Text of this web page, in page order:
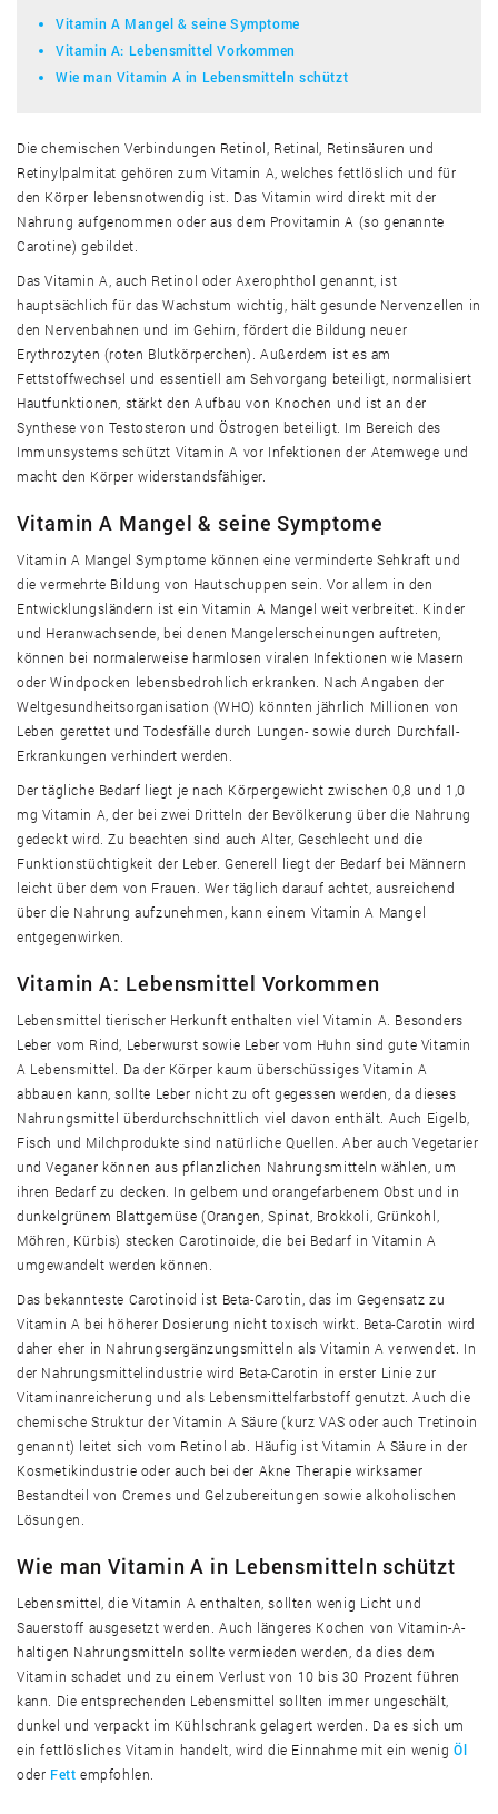
Vitamin A Mangel & seine Symptome
Vitamin A: Lebensmittel Vorkommen
Wie man Vitamin A in Lebensmitteln schützt
Die chemischen Verbindungen Retinol, Retinal, Retinsäuren und
Retinylpalmitat gehören zum Vitamin A, welches fettlöslich und für
den Körper lebensnotwendig ist. Das Vitamin wird direkt mit der
Nahrung aufgenommen oder aus dem Provitamin A (so genannte
Carotine) gebildet.
Das Vitamin A, auch Retinol oder Axerophthol genannt, ist
hauptsächlich für das Wachstum wichtig, hält gesunde Nervenzellen in
den Nervenbahnen und im Gehirn, fördert die Bildung neuer
Erythrozyten (roten Blutkörperchen). Außerdem ist es am
Fettstoffwechsel und essentiell am Sehvorgang beteiligt, normalisiert
Hautfunktionen, stärkt den Aufbau von Knochen und ist an der
Synthese von Testosteron und Östrogen beteiligt. Im Bereich des
Immunsystems schützt Vitamin A vor Infektionen der Atemwege und
macht den Körper widerstandsfähiger.
Vitamin A Mangel & seine Symptome
Vitamin A Mangel Symptome können eine verminderte Sehkraft und
die vermehrte Bildung von Hautschuppen sein. Vor allem in den
Entwicklungsländern ist ein Vitamin A Mangel weit verbreitet. Kinder
und Heranwachsende, bei denen Mangelerscheinungen auftreten,
können bei normalerweise harmlosen viralen Infektionen wie Masern
oder Windpocken lebensbedrohlich erkranken. Nach Angaben der
Weltgesundheitsorganisation (WHO) könnten jährlich Millionen von
Leben gerettet und Todesfälle durch Lungen- sowie durch Durchfall-
Erkrankungen verhindert werden.
Der tägliche Bedarf liegt je nach Körpergewicht zwischen 0,8 und 1,0
mg Vitamin A, der bei zwei Dritteln der Bevölkerung über die Nahrung
gedeckt wird. Zu beachten sind auch Alter, Geschlecht und die
Funktionstüchtigkeit der Leber. Generell liegt der Bedarf bei Männern
leicht über dem von Frauen. Wer täglich darauf achtet, ausreichend
über die Nahrung aufzunehmen, kann einem Vitamin A Mangel
entgegenwirken.
Vitamin A: Lebensmittel Vorkommen
Lebensmittel tierischer Herkunft enthalten viel Vitamin A. Besonders
Leber vom Rind, Leberwurst sowie Leber vom Huhn sind gute Vitamin
A Lebensmittel. Da der Körper kaum überschüssiges Vitamin A
abbauen kann, sollte Leber nicht zu oft gegessen werden, da dieses
Nahrungsmittel überdurchschnittlich viel davon enthält. Auch Eigelb,
Fisch und Milchprodukte sind natürliche Quellen. Aber auch Vegetarier
und Veganer können aus pflanzlichen Nahrungsmitteln wählen, um
ihren Bedarf zu decken. In gelbem und orangefarbenem Obst und in
dunkelgrünem Blattgemüse (Orangen, Spinat, Brokkoli, Grünkohl,
Möhren, Kürbis) stecken Carotinoide, die bei Bedarf in Vitamin A
umgewandelt werden können.
Das bekannteste Carotinoid ist Beta-Carotin, das im Gegensatz zu
Vitamin A bei höherer Dosierung nicht toxisch wirkt. Beta-Carotin wird
daher eher in Nahrungsergänzungsmitteln als Vitamin A verwendet. In
der Nahrungsmittelindustrie wird Beta-Carotin in erster Linie zur
Vitaminanreicherung und als Lebensmittelfarbstoff genutzt. Auch die
chemische Struktur der Vitamin A Säure (kurz VAS oder auch Tretinoin
genannt) leitet sich vom Retinol ab. Häufig ist Vitamin A Säure in der
Kosmetikindustrie oder auch bei der Akne Therapie wirksamer
Bestandteil von Cremes und Gelzubereitungen sowie alkoholischen
Lösungen.
Wie man Vitamin A in Lebensmitteln schützt
Lebensmittel, die Vitamin A enthalten, sollten wenig Licht und
Sauerstoff ausgesetzt werden. Auch längeres Kochen von Vitamin-A-
haltigen Nahrungsmitteln sollte vermieden werden, da dies dem
Vitamin schadet und zu einem Verlust von 10 bis 30 Prozent führen
kann. Die entsprechenden Lebensmittel sollten immer ungeschält,
dunkel und verpackt im Kühlschrank gelagert werden. Da es sich um
ein fettlösliches Vitamin handelt, wird die Einnahme mit ein wenigÖl
oder Fett empfohlen.